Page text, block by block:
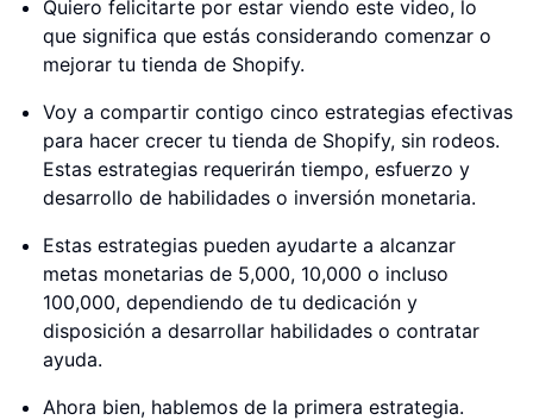
Quiero felicitarte por estar viendo este video, lo
que significa que estás considerando comenzar o
mejorar tu tienda de Shopify.
Voy a compartir contigo cinco estrategias efectivas
para hacer crecer tu tienda de Shopify, sin rodeos.
Estas estrategias requerirán tiempo, esfuerzo y
desarrollo de habilidades o inversión monetaria.
Estas estrategias pueden ayudarte a alcanzar
metas monetarias de 5,000, 10,000 o incluso
100,000, dependiendo de tu dedicación y
disposición a desarrollar habilidades o contratar
ayuda.
Ahora bien, hablemos de la primera estrategia.